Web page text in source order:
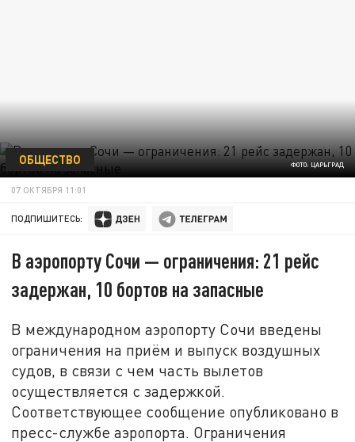
ФОТО: ЦАРЬГРАД
ОБЩЕСТВО
07 ОКТЯБРЯ 11:01
ПОДПИШИТЕСЬ:
В аэропорту Сочи — ограничения: 21 рейс
задержан, 10 бортов на запасные
В международном аэропорту Сочи введены
ограничения на приём и выпуск воздушных
судов, в связи с чем часть вылетов
осуществляется с задержкой.
Соответствующее сообщение опубликовано в
пресс-службе аэропорта. Ограничения